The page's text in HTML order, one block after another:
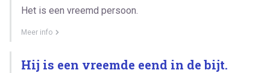
Het is een vreemd persoon.
Meer info
Hij is een vreemde eend in de bijt.